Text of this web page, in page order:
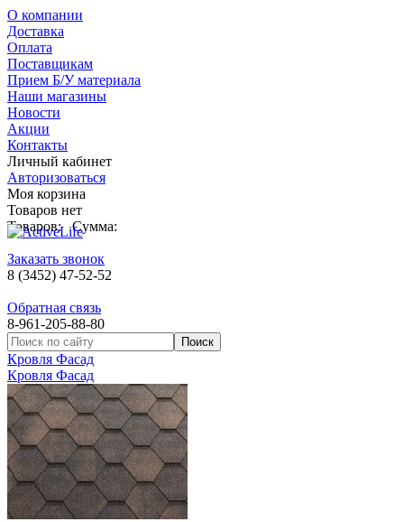
О компании
Доставка
Оплата
Поставщикам
Прием Б/У материала
Наши магазины
Новости
Акции
Контакты
Личный кабинет
Авторизоваться
Моя корзина
Товаров нет
Товаров: Сумма:
Заказать звонок
8 (3452) 47-52-52
Обратная связь
8-961-205-88-80
Кровля Фасад
Кровля Фасад